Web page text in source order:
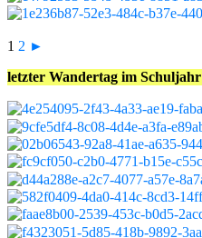
1 2 ►
letzter Wandertag im Schuljahr